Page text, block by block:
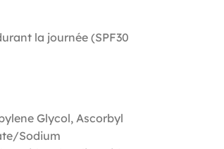
la journée (SPF30
Glycol, Ascorbyl
Sodium